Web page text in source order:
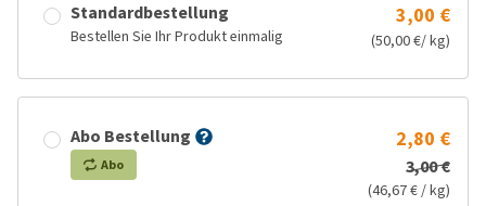
Standardbestellung
Bestellen Sie Ihr Produkt einmalig
3,00 €
(50,00 €/ kg)
Abo Bestellung
Abo
2,80 €
3,00 €
(46,67 € / kg)